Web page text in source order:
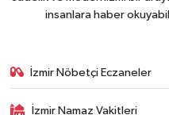
insanlara haber
İzmir Nöbetçi Eczaneler
İzmir Namaz Vakitleri